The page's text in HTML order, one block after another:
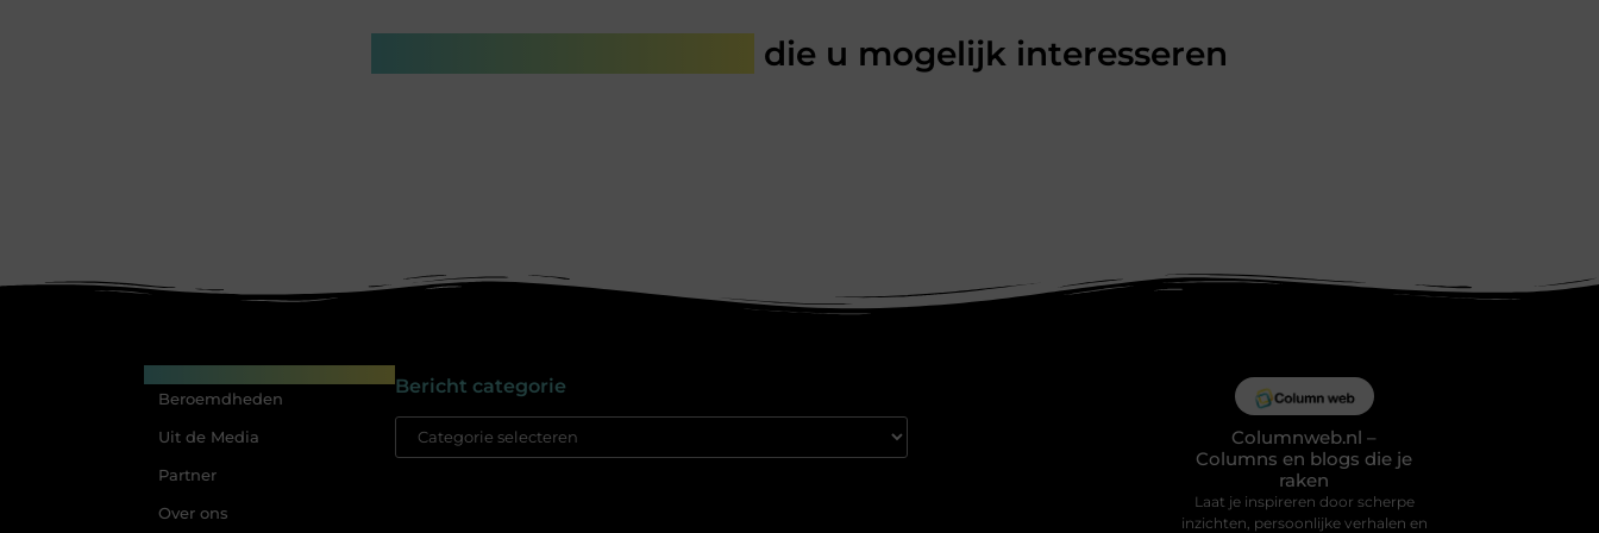
die u mogelijk interesseren
Beroemdheden
Uit de Media
Partner
Over ons
Bericht categorie
Columnweb.nl –
Columns en blogs die je
raken
Laat je inspireren door scherpe
inzichten, persoonlijke verhalen en